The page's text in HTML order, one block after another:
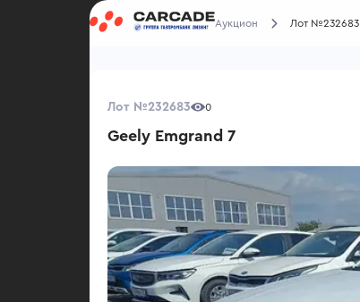
Аукцион Лот №232683
Лот №232683 0
Geely Emgrand 7